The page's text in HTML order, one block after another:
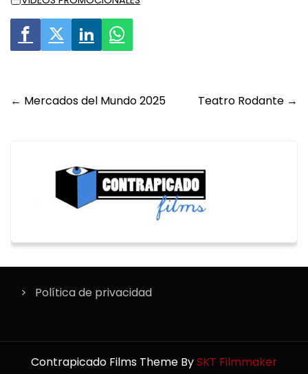
Post
← Mercados del Mundo 2025 Teatro Rodante →
Política de privacidad
Contrapicado Films Theme BySKT Filmmaker